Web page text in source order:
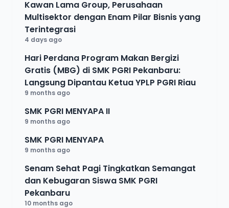
Kawan Lama Group, Perusahaan
Multisektor dengan Enam Pilar Bisnis yang
Terintegrasi
4 days ago
Hari Perdana Program Makan Bergizi
Gratis (MBG) di SMK PGRI Pekanbaru:
Langsung Dipantau Ketua YPLP PGRI Riau
9 months ago
SMK PGRI MENYAPA II
9 months ago
SMK PGRI MENYAPA
9 months ago
Senam Sehat Pagi Tingkatkan Semangat
dan Kebugaran Siswa SMK PGRI
Pekanbaru
10 months ago